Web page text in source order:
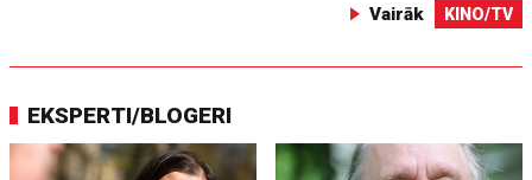
Vairāk KINO/TV
EKSPERTI/BLOGERI